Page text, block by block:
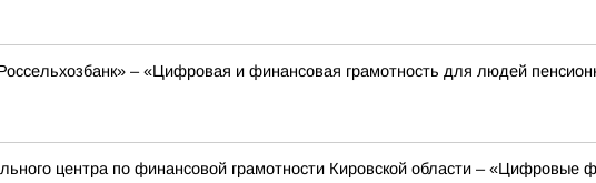
– «Цифровая и финансовая грамотность для людей
центра по финансовой грамотности Кировской области – «Цифровые